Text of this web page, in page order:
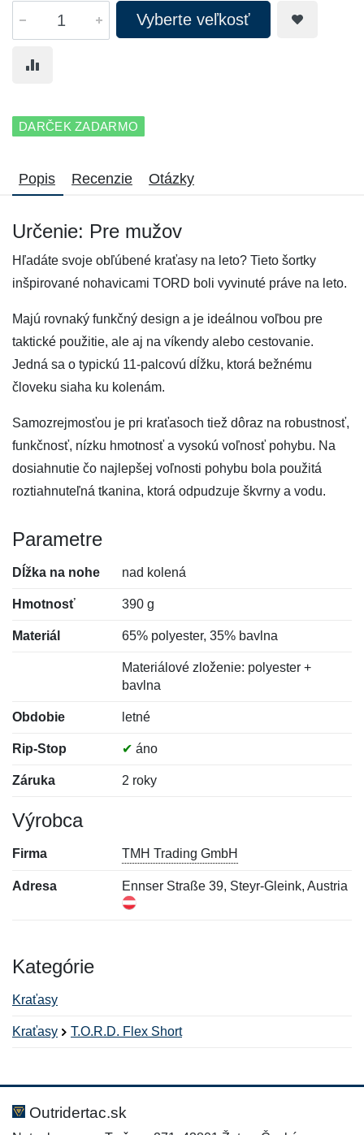
Vyberte veľkosť
DARČEK ZADARMO
Popis Recenzie Otázky
Určenie: Pre mužov
Hľadáte svoje obľúbené kraťasy na leto? Tieto šortky
inšpirované nohavicami TORD boli vyvinuté práve na leto.
Majú rovnaký funkčný design a je ideálnou voľbou pre
taktické použitie, ale aj na víkendy alebo cestovanie.
Jedná sa o typickú 11-palcovú dĺžku, ktorá bežnému
človeku siaha ku kolenám.
Samozrejmosťou je pri kraťasoch tiež dôraz na robustnosť,
funkčnosť, nízku hmotnosť a vysokú voľnosť pohybu. Na
dosiahnutie čo najlepšej voľnosti pohybu bola použitá
roztiahnuteľná tkanina, ktorá odpudzuje škvrny a vodu.
Parametre
Dĺžka na nohe nad kolená
Hmotnosť 390 g
Materiál 65% polyester, 35% bavlna
Materiálové zloženie: polyester +
bavlna
Obdobie letné
Rip-Stop ✔ áno
Záruka 2 roky
Výrobca
Firma TMH Trading GmbH
Adresa Ennser Straße 39, Steyr-Gleink, Austria
Kategórie
Kraťasy
Kraťasy T.O.R.D. Flex Short
Hodnotenie:
Meno:
Outridertac.sk